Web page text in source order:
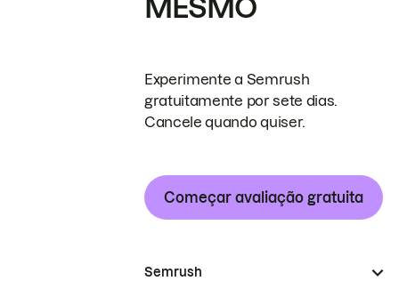
MESMO
Experimente a Semrush
gratuitamente por sete dias.
Cancele quando quiser.
Começar avaliação gratuita
Semrush